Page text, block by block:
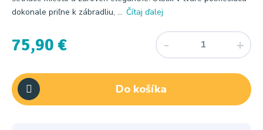
dokonale priľne k zábradliu, ... Čítaj ďalej
75,90 €
Do košíka